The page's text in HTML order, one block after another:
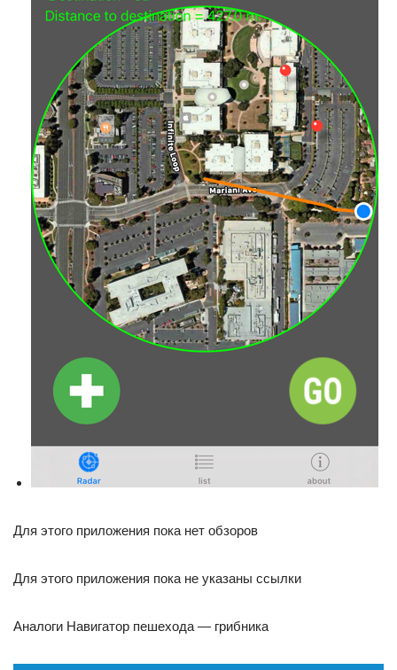
Для этого приложения пока нет обзоров
Для этого приложения пока не указаны ссылки
Аналоги Навигатор пешехода — грибника